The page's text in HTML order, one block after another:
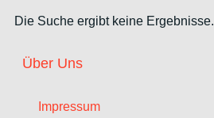
Die Suche ergibt keine Ergebnisse.
Über Uns
Impressum